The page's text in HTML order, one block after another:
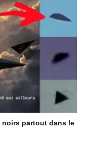
partout dans le